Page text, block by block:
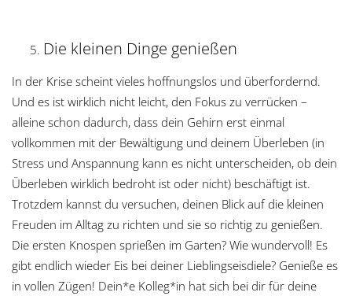
Die kleinen Dinge genießen
In der Krise scheint vieles hoffnungslos und überfordernd.
Und es ist wirklich nicht leicht, den Fokus zu verrücken –
alleine schon dadurch, dass dein Gehirn erst einmal
vollkommen mit der Bewältigung und deinem Überleben (in
Stress und Anspannung kann es nicht unterscheiden, ob dein
Überleben wirklich bedroht ist oder nicht) beschäftigt ist.
Trotzdem kannst du versuchen, deinen Blick auf die kleinen
Freuden im Alltag zu richten und sie so richtig zu genießen.
Die ersten Knospen sprießen im Garten? Wie wundervoll! Es
gibt endlich wieder Eis bei deiner Lieblingseisdiele? Genieße es
in vollen Zügen! Dein*e Kolleg*in hat sich bei dir für deine